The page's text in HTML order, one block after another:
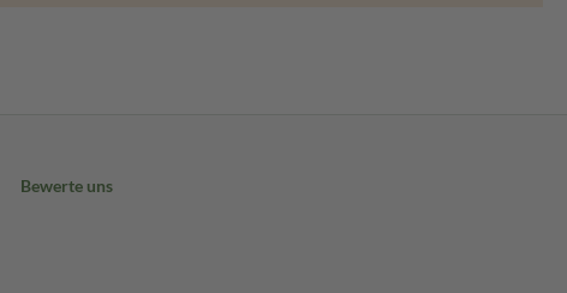
Bewerte uns